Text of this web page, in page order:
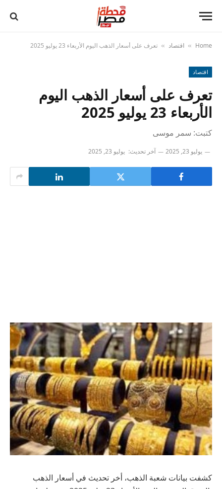
Home
» اقتصاد » تعرف على أسعار الذهب اليوم الأربعاء 23 يوليو 2025
اقتصاد
تعرف على أسعار الذهب اليوم
الأربعاء 23 يوليو 2025
كتبت: سمر موسى
يوليو 23, 2025 آخر تحديث: يوليو 23, 2025
كشفت بيانات شعبة الذهب، أخر تحديث في أسعار الذهب